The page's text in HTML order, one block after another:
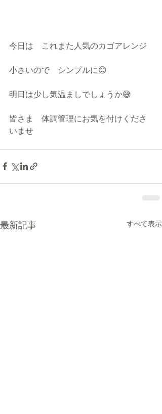
今日は　これまた人気のカゴアレンジ
小さいので　シンプルに😊
明日は少し気温ましでしょうか😅
皆さま　体調管理にお気を付けくださ
いませ
最新記事 すべて表示